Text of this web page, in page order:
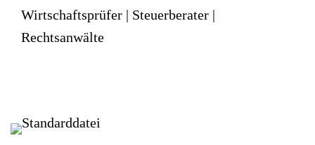
Wirtschaftsprüfer | Steuerberater |
Rechtsanwälte